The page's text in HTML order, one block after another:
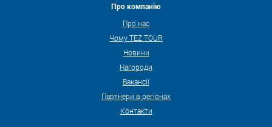
Про компанію
Про нас
Чому TEZ TOUR
Новини
Нагороди
Вакансії
Партнери в регіонах
Контакти